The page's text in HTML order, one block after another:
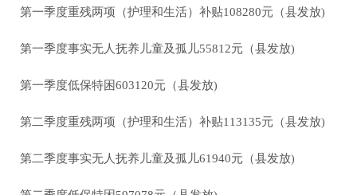
第一季度重残两项（护理和生活）补贴108280元 （县发放)
第一季度事实无人抚养儿童及孤儿55812元 （县发放)
第一季度低保特困603120元（县发放)
第二季度重残两项（护理和生活）补贴113135元 （县发放)
第二季度事实无人抚养儿童及孤儿61940元 （县发放)